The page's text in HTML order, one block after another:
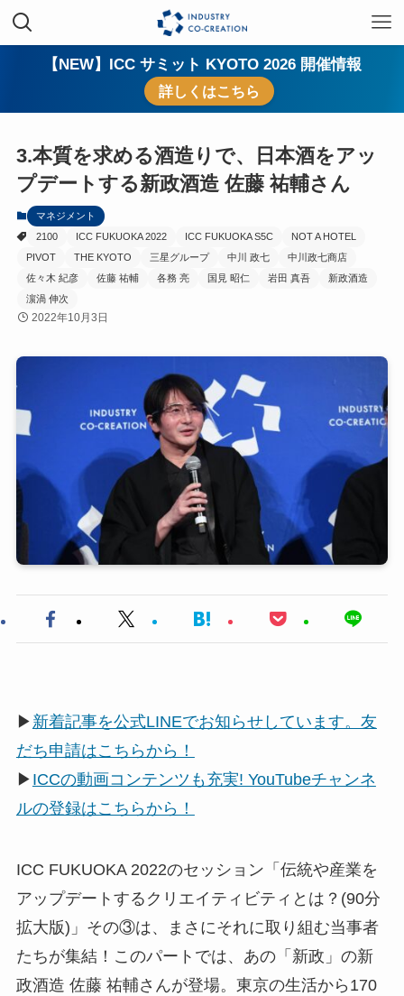
【NEW】ICC サミット KYOTO 2026 開催情報
詳しくはこちら
3.本質を求める酒造りで、日本酒をアッ
プデートする新政酒造 佐藤 祐輔さん
マネジメント
2100
ICC FUKUOKA 2022 ICC FUKUOKA S5C
NOT A HOTEL
PIVOT
THE KYOTO 三星グループ 中川 政七
中川政七商店
佐々木 紀彦
佐藤 祐輔 各務 亮 国見 昭仁 岩田 真吾
新政酒造
濵渦 伸次
2022年10月3日
▶ 新着記事を公式LINEでお知らせしています。友
だち申請はこちらから！
▶ ICCの動画コンテンツも充実! YouTubeチャンネ
ルの登録はこちらから！
ICC FUKUOKA 2022のセッション「伝統や産業を
アップデートするクリエイティビティとは？(90分
拡大版)」その③は、まさにそれに取り組む当事者
たちが集結！このパートでは、あの「新政」の新
政酒造 佐藤 祐輔さんが登場。東京の生活から170